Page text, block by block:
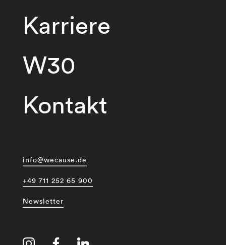
Karriere
W30
Kontakt
info@wecause.de
+49 711 252 65 900
Newsletter